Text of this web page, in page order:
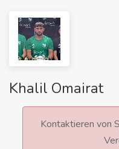
Khalil Omairat
Kontaktieren von